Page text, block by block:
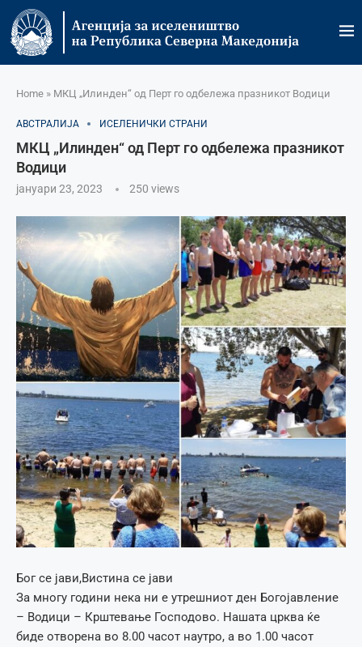
Home » МКЦ „Илинден“ од Перт го одбележа празникот Водици
АВСТРАЛИЈА ИСЕЛЕНИЧКИ СТРАНИ
МКЦ „Илинден“ од Перт го одбележа празникот
Водици
јануари 23, 2023 250 views
Бог се јави,Вистина се јави
За многу години нека ни е утрешниот ден Богојавление
– Водици – Крштевање Господово. Нашата црква ќе
биде отворена во 8.00 часот наутро, а во 1.00 часот